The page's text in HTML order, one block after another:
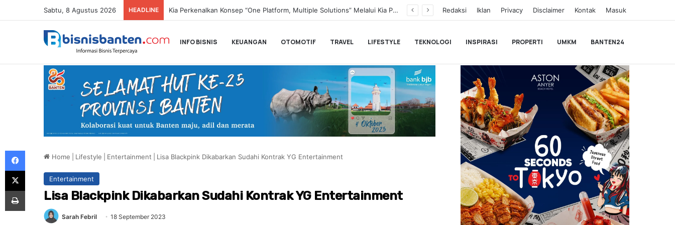
Sabtu, 8 Agustus 2026 HEADLINE Transformasi Digital Perkuat Layanan, Bank bjb Raih Lima Titanium Awards pada PRIMA Awards 2026 Redaksi Iklan Privacy Disclaimer Kontak Masuk
INFO BISNIS KEUANGAN OTOMOTIF TRAVEL LIFESTYLE TEKNOLOGI INSPIRASI PROPERTI UMKM BANTEN24
Home Lifestyle Entertainment Lisa Blackpink Dikabarkan Sudahi Kontrak YG Entertainment
Entertainment
Lisa Blackpink Dikabarkan Sudahi Kontrak YG Entertainment
Sarah Febril 18 September 2023